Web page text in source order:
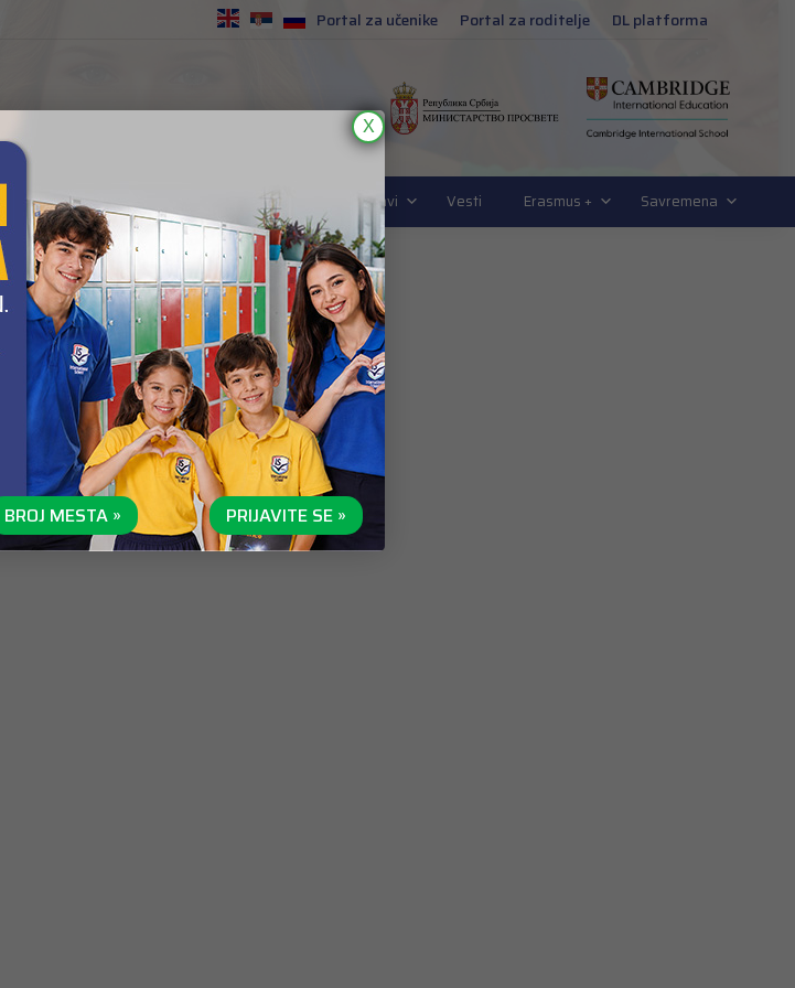
EN Portal za učenike Portal za roditelje DL platforma
Obrazovanje za 21. vek Tehnologija u nastavi Vesti Erasmus + Savremena
BROJ MESTA » PRIJAVITE SE »
X